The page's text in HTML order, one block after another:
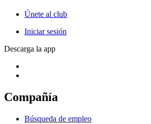
Únete al club
Iniciar sesión
Descarga la app
Compañía
Búsqueda de empleo